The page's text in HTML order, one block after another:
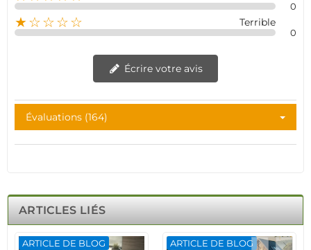
0
★☆☆☆☆ Terrible
0
Écrire votre avis
Évaluations (164)
ARTICLES LIÉS
ARTICLE DE BLOG ARTICLE DE BLOG